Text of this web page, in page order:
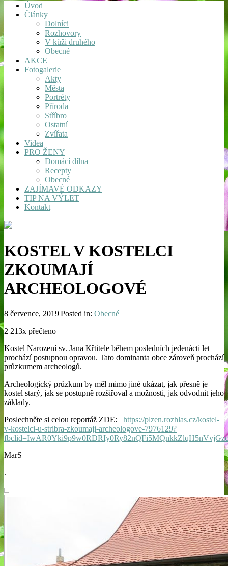
Úvod
Články
Dolníci
Rozhovory
V kůži druhého
Obecné
AKCE
Fotogalerie
Akty
Města
Portréty
Příroda
Stříbro
Ostatní
Zvířata
Videa
PRO ŽENY
Domácí dílna
Recepty
Obecné
ZAJÍMAVÉ ODKAZY
TIP NA VÝLET
Kontakt
KOSTEL V KOSTELCI
ZKOUMAJÍ
ARCHEOLOGOVÉ
8 července, 2019|Posted in: Obecné
2 213x přečteno
Kostel Narození sv. Jana Křtitele během posledních jedenácti let
prochází postupnou opravou. Tato dominanta obce zároveň prochází
průzkumem archeologů.
Archeologický průzkum by měl mimo jiné ukázat, jak přesně je
kostel starý, jak se postupně rozšiřoval a možnosti, jak odvodnit jeho
základy.
Poslechněte si celou reportáž ZDE: https://plzen.rozhlas.cz/kostel-
v-kostelci-u-stribra-zkoumaji-archeologove-7976129?
MarS
.